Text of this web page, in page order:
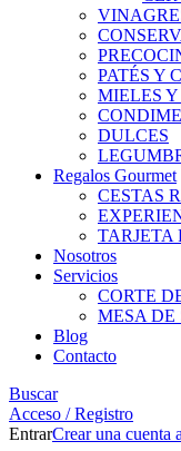
PATÉS Y
MIELES
DULCES
Regalos Gourmet
CESTAS
TARJETA
Nosotros
Servicios
CORTE
MESA DE
Blog
Contacto
Buscar
Acceso / Registro
EntrarCrear una cuenta